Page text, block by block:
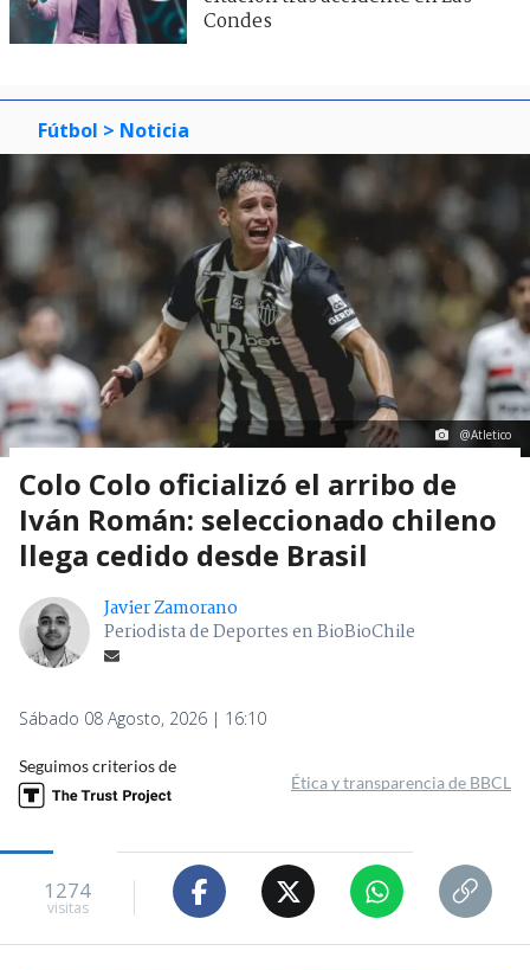
Condes
Fútbol > Noticia
@Atletico
Colo Colo oficializó el arribo de
Iván Román: seleccionado chileno
llega cedido desde Brasil
Javier Zamorano
Periodista de Deportes en BioBioChile
Sábado 08 Agosto, 2026 | 16:10
Seguimos criterios de
Ética y transparencia de BBCL
1274
visitas